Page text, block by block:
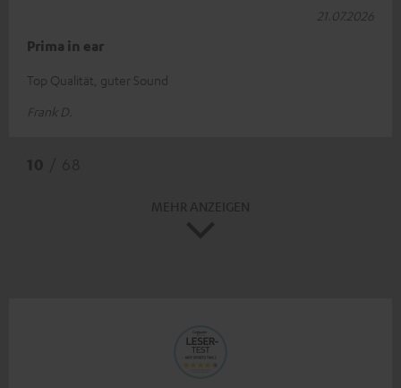
Prima in ear
Top Qualität, guter Sound
Frank D.
21.07.2026